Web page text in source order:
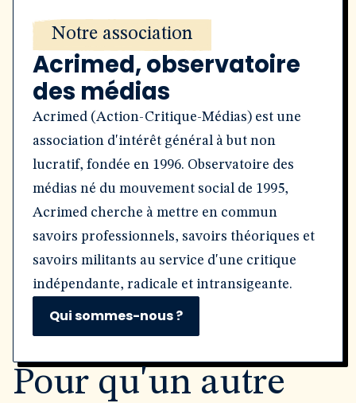
Notre association
Acrimed, observatoire
des médias
Acrimed (Action-Critique-Médias) est une
association d'intérêt général à but non
lucratif, fondée en 1996. Observatoire des
médias né du mouvement social de 1995,
Acrimed cherche à mettre en commun
savoirs professionnels, savoirs théoriques et
savoirs militants au service d'une critique
indépendante, radicale et intransigeante.
Qui sommes-nous ?
Pour qu'un autre